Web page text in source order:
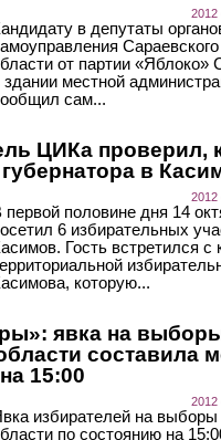
2012
в депутаты
от партии «Яблоко»
здании местной
сам...
ЦИКа проверил,
губернатора в
2012
первой половине дня 14
6 избирательных
Гость встретился с
которую...
явка на
составила
15:00
2012
избирателей на
по состоянию на